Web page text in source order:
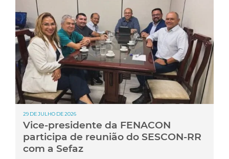
29 DE JULHO DE 2026
Vice-presidente da FENACON
participa de reunião do SESCON-RR
com a Sefaz